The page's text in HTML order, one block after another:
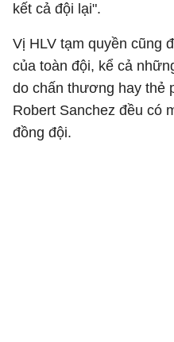
kết cả đội lại".
Vị HLV tạm quyền cũng
của toàn đội, kể cả
do chấn thương hay thẻ
Robert Sanchez đều có
đồng đội.